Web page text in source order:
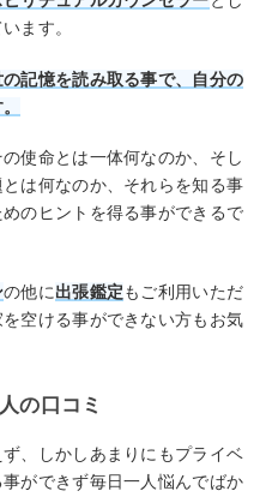
ます。
記憶を読み取る事で、自分の
使命とは一体何なのか、そし
は何なのか、それらを知る事
のヒントを得る事ができるで
の他に出張鑑定もご利用いただ
空ける事ができない方もお気
の口コミ
、しかしあまりにもプライベ
ができず毎日一人悩んでばか